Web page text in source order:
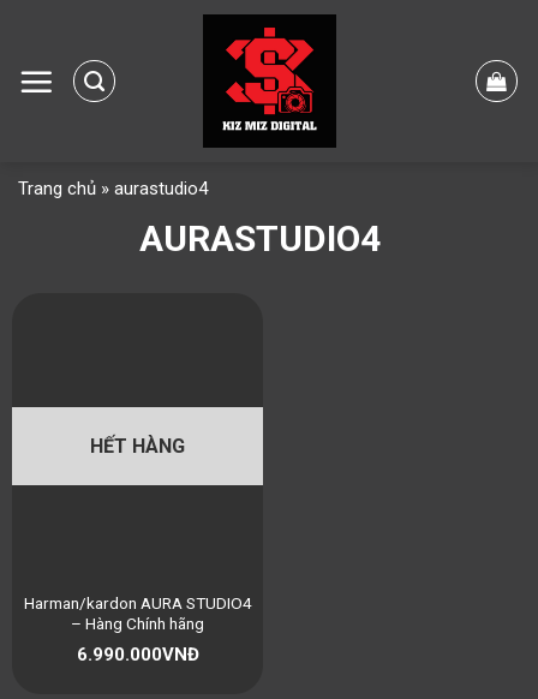
content
Trang chủ » aurastudio4
AURASTUDIO4
HẾT HÀNG
Harman/kardon AURA STUDIO4
– Hàng Chính hãng
6.990.000VNĐ